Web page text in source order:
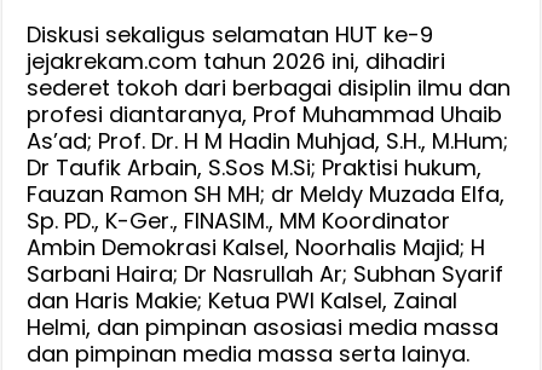
dan
Laut,
Lebih
Biadab
Dari
VOC
Zaman
Penjajah
Diskusi sekaligus selamatan HUT ke-9
jejakrekam.com tahun 2026 ini, dihadiri
sederet tokoh dari berbagai disiplin ilmu dan
profesi diantaranya, Prof Muhammad Uhaib
As’ad; Prof. Dr. H M Hadin Muhjad, S.H., M.Hum;
Dr Taufik Arbain, S.Sos M.Si; Praktisi hukum,
Fauzan Ramon SH MH; dr Meldy Muzada Elfa,
Sp. PD., K-Ger., FINASIM., MM Koordinator
Ambin Demokrasi Kalsel, Noorhalis Majid; H
Sarbani Haira; Dr Nasrullah Ar; Subhan Syarif
dan Haris Makie; Ketua PWI Kalsel, Zainal
Helmi, dan pimpinan asosiasi media massa
dan pimpinan media massa serta lainya.